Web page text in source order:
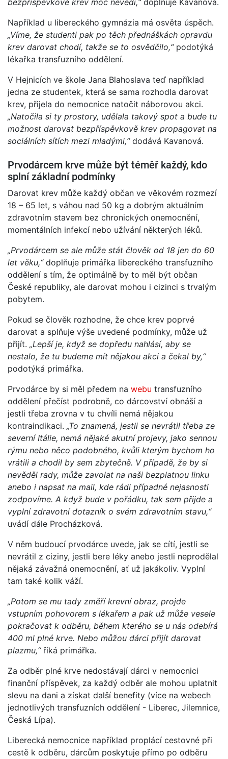
bezpříspěvkově krev moc nevědí,“ doplňuje Kavanová.
Například u libereckého gymnázia má osvěta úspěch.
„Víme, že studenti pak po těch přednáškách opravdu
krev darovat chodí, takže se to osvědčilo,“podotýká
lékařka transfuzního oddělení.
V Hejnicích ve škole Jana Blahoslava teď například
jedna ze studentek, která se sama rozhodla darovat
krev, přijela do nemocnice natočit náborovou akci.
„Natočila si ty prostory, udělala takový spot a bude tu
možnost darovat bezpříspěvkově krev propagovat na
sociálních sítích mezi mladými,“ dodává Kavanová.
Prvodárcem krve může být téměř každý, kdo
splní základní podmínky
Darovat krev může každý občan ve věkovém rozmezí
18 – 65 let, s váhou nad 50 kg a dobrým aktuálním
zdravotním stavem bez chronických onemocnění,
momentálních infekcí nebo užívání některých léků.
„Prvodárcem se ale může stát člověk od 18 jen do 60
let věku,“doplňuje primářka libereckého transfuzního
oddělení s tím, že optimálně by to měl být občan
České republiky, ale darovat mohou i cizinci s trvalým
pobytem.
Pokud se člověk rozhodne, že chce krev poprvé
darovat a splňuje výše uvedené podmínky, může už
přijít. „Lepší je, když se dopředu nahlásí, aby se
nestalo, že tu budeme mít nějakou akci a čekal by,“
podotýká primářka.
Prvodárce by si měl předem na webu transfuzního
oddělení přečíst podrobně, co dárcovství obnáší a
jestli třeba zrovna v tu chvíli nemá nějakou
kontraindikaci. „To znamená, jestli se nevrátil třeba ze
severní Itálie, nemá nějaké akutní projevy, jako sennou
rýmu nebo něco podobného, kvůli kterým bychom ho
vrátili a chodil by sem zbytečně. V případě, že by si
nevěděl rady, může zavolat na naši bezplatnou linku
anebo i napsat na mail, kde rádi případné nejasnosti
zodpovíme. A když bude v pořádku, tak sem přijde a
vyplní zdravotní dotazník o svém zdravotním stavu,“
uvádí dále Procházková.
V něm budoucí prvodárce uvede, jak se cítí, jestli se
nevrátil z ciziny, jestli bere léky anebo jestli neprodělal
nějaká závažná onemocnění, ať už jakákoliv. Vyplní
tam také kolik váží.
„Potom se mu tady změří krevní obraz, projde
vstupním pohovorem s lékařem a pak už může vesele
pokračovat k odběru, během kterého se u nás odebírá
400 ml plné krve. Nebo můžou dárci přijít darovat
plazmu,“ říká primářka.
Za odběr plné krve nedostávají dárci v nemocnici
finanční příspěvek, za každý odběr ale mohou uplatnit
slevu na dani a získat další benefity (více na webech
jednotlivých transfuzních oddělení - Liberec, Jilemnice,
Česká Lípa).
Liberecká nemocnice například proplácí cestovné při
cestě k odběru, dárcům poskytuje přímo po odběru